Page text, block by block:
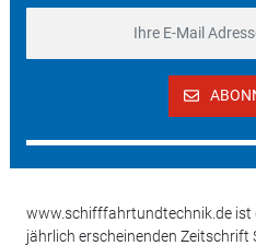
www.schifffahrtundtechnik.de ist
jährlich erscheinenden Zeitschrift